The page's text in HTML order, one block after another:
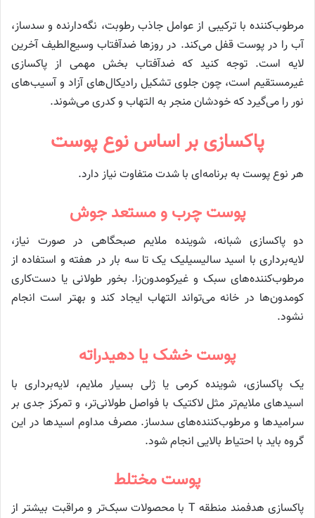
مرطوب‌کننده با ترکیبی از عوامل جاذب رطوبت، نگه‌دارنده و سدساز،
آب را در پوست قفل می‌کند. در روزها ضدآفتاب وسیع‌الطیف آخرین
لایه است. توجه کنید که ضدآفتاب بخش مهمی از پاکسازی
غیرمستقیم است، چون جلوی تشکیل رادیکال‌های آزاد و آسیب‌های
نور را می‌گیرد که خودشان منجر به التهاب و کدری می‌شوند.
پاکسازی بر اساس نوع پوست
هر نوع پوست به برنامه‌ای با شدت متفاوت نیاز دارد.
پوست چرب و مستعد جوش
دو پاکسازی شبانه، شوینده ملایم صبحگاهی در صورت نیاز،
لایه‌برداری با اسید سالیسیلیک یک تا سه بار در هفته و استفاده از
مرطوب‌کننده‌های سبک و غیرکومدون‌زا. بخور طولانی یا دست‌کاری
کومدون‌ها در خانه می‌تواند التهاب ایجاد کند و بهتر است انجام
نشود.
پوست خشک یا دهیدراته
یک پاکسازی، شوینده کرمی یا ژلی بسیار ملایم، لایه‌برداری با
اسیدهای ملایم‌تر مثل لاکتیک با فواصل طولانی‌تر، و تمرکز جدی بر
سرامیدها و مرطوب‌کننده‌های سدساز. مصرف مداوم اسیدها در این
گروه باید با احتیاط بالایی انجام شود.
پوست مختلط
پاکسازی هدفمند منطقه T با محصولات سبک‌تر و مراقبت بیشتر از